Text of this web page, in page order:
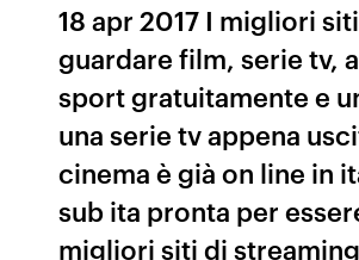
18 apr 2017 I migliori
guardare film, serie tv,
sport gratuitamente e
una serie tv appena
cinema è già on line in
sub ita pronta per
migliori siti di